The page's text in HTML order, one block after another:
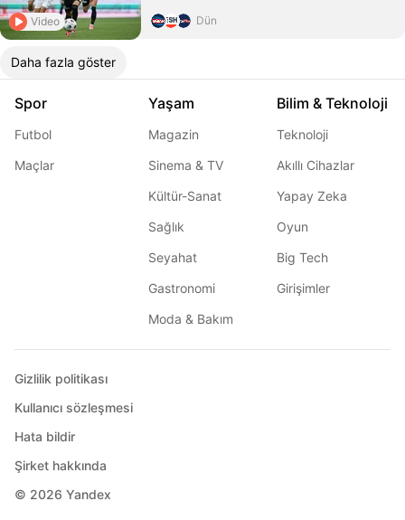
Video Dün
Daha fazla göster
Spor
Futbol
Maçlar
Yaşam
Magazin
Sinema & TV
Kültür-Sanat
Sağlık
Seyahat
Gastronomi
Moda & Bakım
Bilim & Teknoloji
Teknoloji
Akıllı Cihazlar
Yapay Zeka
Oyun
Big Tech
Girişimler
© 2026 Yandex
Gizlilik politikası
Kullanıcı sözleşmesi
Hata bildir
Şirket hakkında